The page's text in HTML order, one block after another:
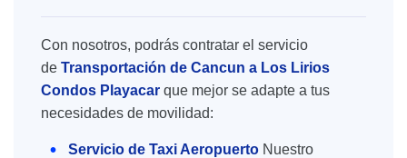
Con nosotros, podrás contratar el servicio
de Transportación de Cancun a Los Lirios
Condos Playacar que mejor se adapte a tus
necesidades de movilidad:
Servicio de Taxi Aeropuerto Nuestro